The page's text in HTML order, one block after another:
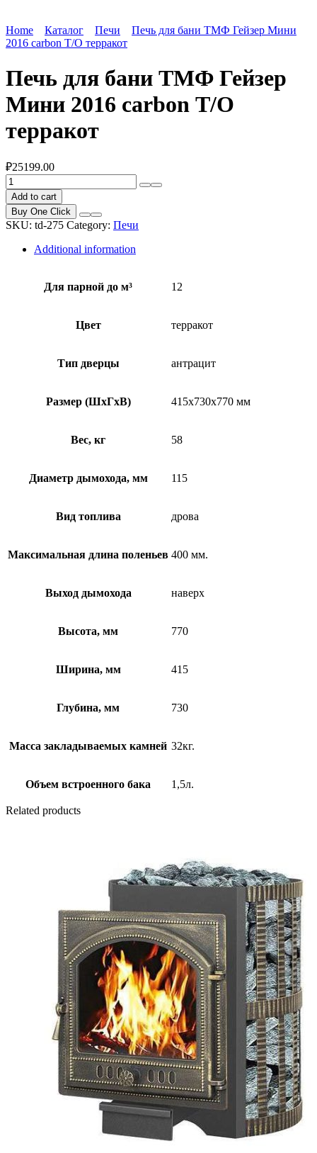
Home Каталог Печи
Печь для бани ТМФ Гейзер Мини
2016 carbon Т/О терракот
Печь для бани ТМФ Гейзер
Мини 2016 carbon Т/О
терракот
₽25199.00
Печь
для
бани
ТМФ
Гейзер
Add to cart
Buy One Click
SKU: td-275 Category: Печи
Additional information
Для парной до м³ 12
Цвет терракот
Тип дверцы антрацит
Размер (ШхГхВ) 415x730x770 мм
Вес, кг 58
Диаметр дымохода, мм 115
Вид топлива дрова
Максимальная длина поленьев 400 мм.
Выход дымохода наверх
Высота, мм 770
Ширина, мм 415
Глубина, мм 730
Масса закладываемых камней 32кг.
Объем встроенного бака 1,5л.
Related products